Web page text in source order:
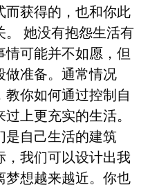
而获得的，也和你此
。 她没有抱怨生活有
情可能并不如愿，但
做准备。通常情况
你如何通过控制自
上更充实的生活。
是自己生活的建筑
，我们可以设计出我
梦想越来越近。你也